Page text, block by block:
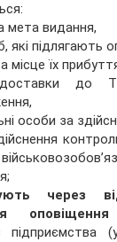
мета видання,
які підлягають
місце їх
до
особи за
через
оповіщення
підприємства